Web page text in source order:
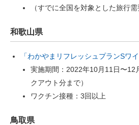
（すでに全国を対象とした旅行
和歌山県
「わかやまリフレッシュプランSワイ
実施期間：2022年10月11日〜12
クアウト分まで）
ワクチン接種：3回以上
鳥取県